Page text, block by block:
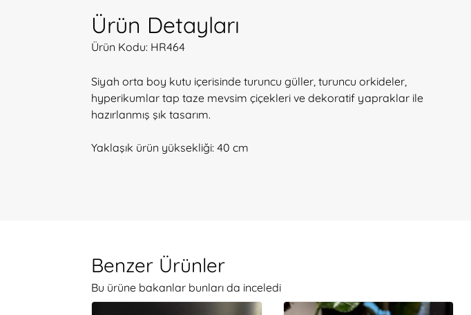
Ürün Detayları
Ürün Kodu: HR464
Siyah orta boy kutu içerisinde turuncu güller, turuncu orkideler,
hyperikumlar tap taze mevsim çiçekleri ve dekoratif yapraklar ile
hazırlanmış şık tasarım.
Yaklaşık ürün yüksekliği: 40 cm
Benzer Ürünler
Bu ürüne bakanlar bunları da inceledi